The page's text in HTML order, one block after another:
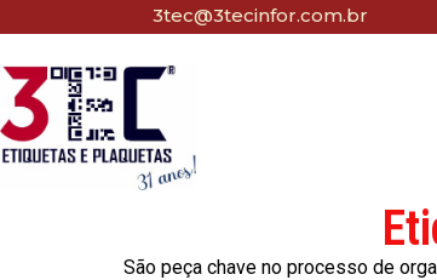
3tec@3tecinfor.com.br
São peça chave no processo de